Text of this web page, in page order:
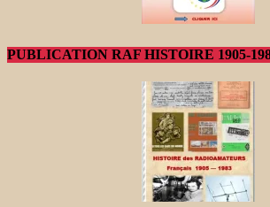
PUBLICATION RAF HISTOIRE 1905-